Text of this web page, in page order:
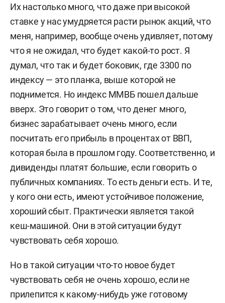
Их настолько много, что даже при высокой
ставке у нас умудряется расти рынок акций, что
меня, например, вообще очень удивляет, потому
что я не ожидал, что будет какой-то рост. Я
думал, что так и будет боковик, где 3300 по
индексу — это планка, выше которой не
поднимется. Но индекс ММВБ пошел дальше
вверх. Это говорит о том, что денег много,
бизнес зарабатывает очень много, если
посчитать его прибыль в процентах от ВВП,
которая была в прошлом году. Соответственно, и
дивиденды платят большие, если говорить о
публичных компаниях. То есть деньги есть. И те,
у кого они есть, имеют устойчивое положение,
хороший сбыт. Практически является такой
кеш-машиной. Они в этой ситуации будут
чувствовать себя хорошо.
Но в такой ситуации что-то новое будет
чувствовать себя не очень хорошо, если не
прилепится к какому-нибудь уже готовому